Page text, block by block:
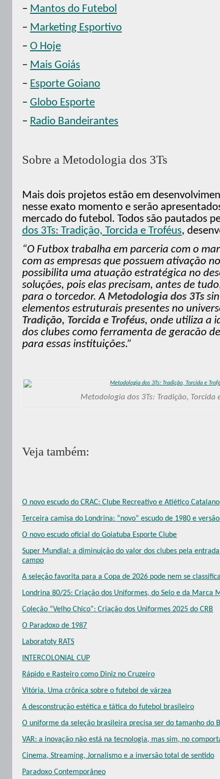
– Mantos do Futebol
– Marketing Esportivo
– O Hoje
– Mais Goiás
– Esporte Goiano
– Globo Esporte
– Radio Bandeirantes
Sobre a Metodologia dos 3Ts
Mais dois projetos estão em
nesse exato momento e serão
mercado do futebol. Todos são pautados
dos 3Ts: Tradição, Torcida e Troféus,
“O Futbox trabalha em parceria com o
com as empresas que possuem ativação
possibilita uma atuação estratégica no
soluções, pois elas precisam, antes de
para o torcedor. A Metodologia dos 3Ts
elementos estruturais presentes no
Tradição, Torcida e Troféus, onde utiliza a
dos clubes como ferramenta de geracão
para essas instituições.”
Metodologia dos 3Ts: Tradição, Torcida
Veja também:
O novo escudo do CRAC: Clube Recreativo e Atlético Catalano
Terceira camisa do Londrina: “novo” escudo de 1980 e
O novo escudo oficial do Goiatuba Esporte Clube
Super Mundial: a diminuição do valor dos clubes pela
campo
A seleção favorita para a Copa de 2026 pode nem se
Londrina 80/25: Criação dos Uniformes, do Selo e da Marca
Coleção “Velho Chico”: Criação dos Uniformes 2025 do CRB
O Paradoxo de 1987
Laboratoty RATS
INTERCOLONIAL CUP
Rápido e Rasteiro como Diniz no Cruzeiro
Vitória. Uma crônica sobre o futebol de várzea
A desconstrução estética e tática do futebol brasileiro
O uniforme da seleção brasileira precisa ser do tamanho do
VAR: a inovação não está na tecnologia, mas sim, no
Cinema, Streaming, Jornalismo e a inversão total de sentido
Paradoxo Contemporâneo